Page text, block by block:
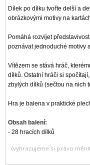
Dílek po dílku tvořte delší a
obrázkovými motivy na
Pomáhá rozvíjet
poznávat jednoduché motivy
Vítězem se stává hráč,
dílků. Ostatní hráči si
zbylých dílků (sečtou na nich
Hra je balena v praktické
Obsah balení:
- 28 hracích dílků
(vyhrazujeme si právo